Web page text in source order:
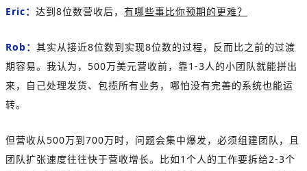
Eric： 达到8位数营收后， 有哪些事比你预期的更难？
Rob： 其实从接近8位数到实现8位数的过程，反而比之前的过渡
期容易。我认为，500万美元营收前，靠1-3人的小团队就能拼出
来，自己处理发货、包揽所有业务，哪怕没有完善的系统也能运
转。
但营收从500万到700万时，问题会集中爆发，必须组建团队，且
团队扩张速度往往快于营收增长。比如1个人的工作要拆给2-3个